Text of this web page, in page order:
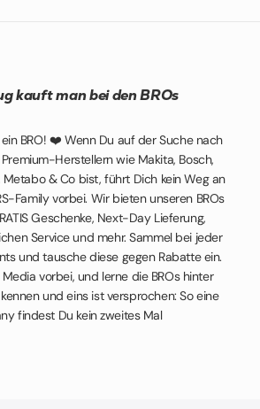
kauft man bei den BROs
ein BRO! ❤️ Wenn Du auf der Suche nach
Herstellern wie Makita, Bosch,
Metabo & Co bist, führt Dich kein Weg an
Family vorbei. Wir bieten unseren BROs
Geschenke, Next-Day Lieferung,
Service und mehr. Sammel bei jeder
und tausche diese gegen Rabatte ein.
vorbei, und lerne die BROs hinter
und eins ist versprochen: So eine
findest Du kein zweites Mal